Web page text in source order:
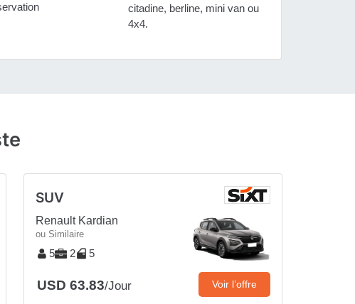
citadine, berline, mini van ou
4x4.
SUV
Renault Kardian
ou Similaire
5 2 5
USD 63.83/Jour Voir l’offre